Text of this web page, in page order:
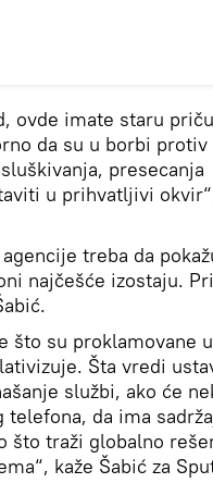
ovde imate staru
da su u borbi protiv
presecanja
u prihvatljivi
treba da
najčešće izostaju.
što su proklamovane
Šta vredi
službi, ako će
da ima
što traži globalno
kaže Šabić za